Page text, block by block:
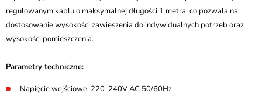
regulowanym kablu o maksymalnej długości 1 metra, co pozwala na
dostosowanie wysokości zawieszenia do indywidualnych potrzeb oraz
wysokości pomieszczenia.
Parametry techniczne:
Napięcie wejściowe: 220-240V AC 50/60Hz